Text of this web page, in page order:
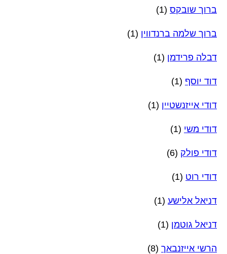
ברוך שובקס (1)
ברוך שלמה ברנדווין (1)
דבלה פרידמן (1)
דוד יוסף (1)
דודי אייזנשטיין (1)
דודי משי (1)
דודי פולק (6)
דודי רוט (1)
דניאל אלישע (1)
דניאל גוטמן (1)
הרשי אייזנבאך (8)